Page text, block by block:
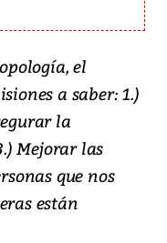
el
a saber: 1.)
la
Mejorar las
que nos
están